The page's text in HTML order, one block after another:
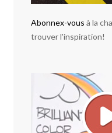
Abonnex-vous à la
trouver l'inspiration!